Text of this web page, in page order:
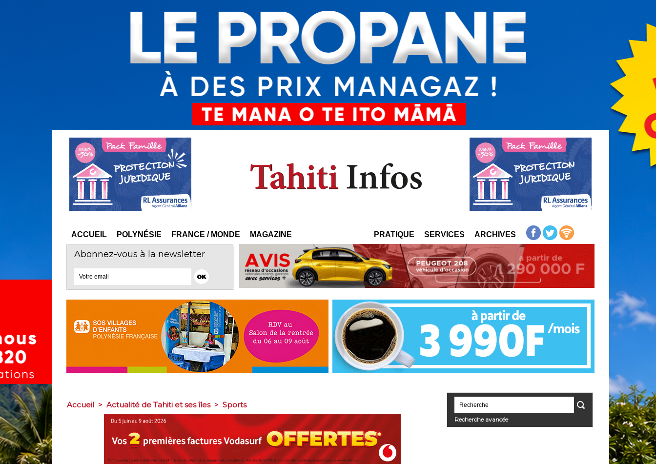
ACCUEIL POLYNÉSIE FRANCE / MONDE MAGAZINE PRATIQUE SERVICES ARCHIVES
Abonnez-vous à la newsletter
Accueil > Actualité de Tahiti et ses îles > Sports
Recherche avancée